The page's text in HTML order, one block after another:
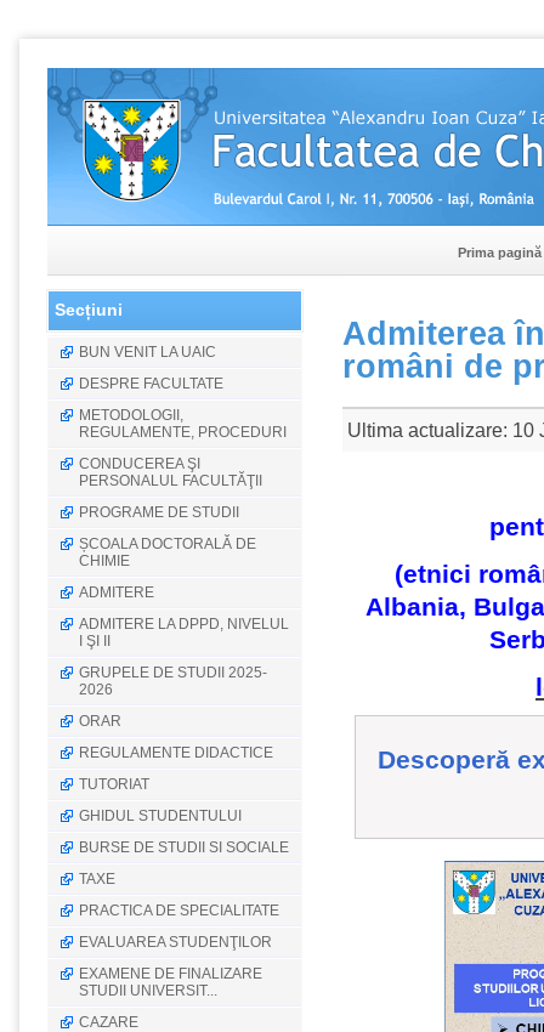
Prima pagină
Secțiuni
BUN VENIT LA UAIC
DESPRE FACULTATE
METODOLOGII,
REGULAMENTE, PROCEDURI
CONDUCEREA ŞI
PERSONALUL FACULTĂŢII
PROGRAME DE STUDII
ȘCOALA DOCTORALĂ DE
CHIMIE
ADMITERE
ADMITERE LA DPPD, NIVELUL
I ŞI II
GRUPELE DE STUDII 2025-
2026
ORAR
REGULAMENTE DIDACTICE
TUTORIAT
GHIDUL STUDENTULUI
BURSE DE STUDII SI SOCIALE
TAXE
PRACTICA DE SPECIALITATE
EVALUAREA STUDENŢILOR
EXAMENE DE FINALIZARE
STUDII UNIVERSIT...
CAZARE
Admiterea
români de
Ultima actualizare: 10
(etnici
Albania,
Descoperă